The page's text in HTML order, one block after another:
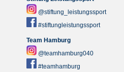
@stiftung_leistungssport
#stiftungleistungssport
Team Hamburg
@teamhamburg040
#teamhamburg